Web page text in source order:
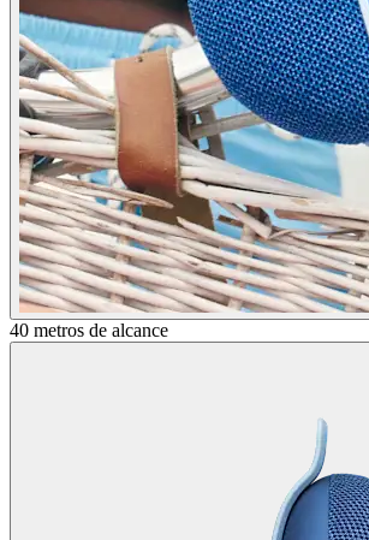
40 metros de alcance